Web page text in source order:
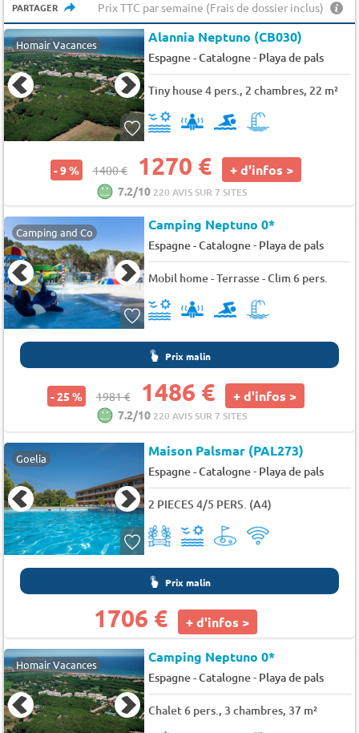
PARTAGER Prix TTC par semaine (Frais de dossier inclus)
Homair Vacances Alannia Neptuno (CB030)
Espagne - Catalogne- Playa de pals
Tiny house 4 pers., 2 chambres, 22 m²
- 9 % 1400 € 1270 € + d'infos >
7.2/10 220 AVIS SUR 7 SITES
Camping and Co Camping Neptuno 0*
Espagne - Catalogne- Playa de pals
Mobil home - Terrasse - Clim 6 pers.
Prix malin
- 25 % 1981 € 1486 € + d'infos >
7.2/10 220 AVIS SUR 7 SITES
Goelia Maison Palsmar (PAL273)
Espagne - Catalogne- Playa de pals
2 PIECES 4/5 PERS. (A4)
Prix malin
1706 € + d'infos >
Homair Vacances Camping Neptuno 0*
Espagne - Catalogne- Playa de pals
Chalet 6 pers., 3 chambres, 37 m²